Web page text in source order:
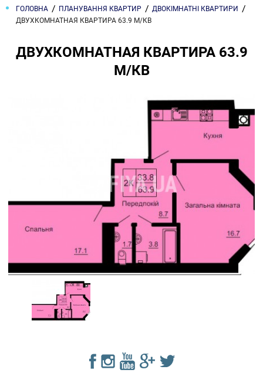
ГОЛОВНА ПЛАНУВАННЯ КВАРТИР
ДВОКІМНАТНІ КВАРТИРИ
ДВУХКОМНАТНАЯ КВАРТИРА 63.9 М/КВ
ДВУХКОМНАТНАЯ КВАРТИРА 63.9
М/КВ